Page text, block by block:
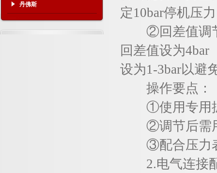
丹佛斯
定10bar停机压
②回差值调节
回差值设为4bar
设为1-3bar以避
操作要点：
①使用专用扳
②调节后需用
③配合压力表
2.电气连接